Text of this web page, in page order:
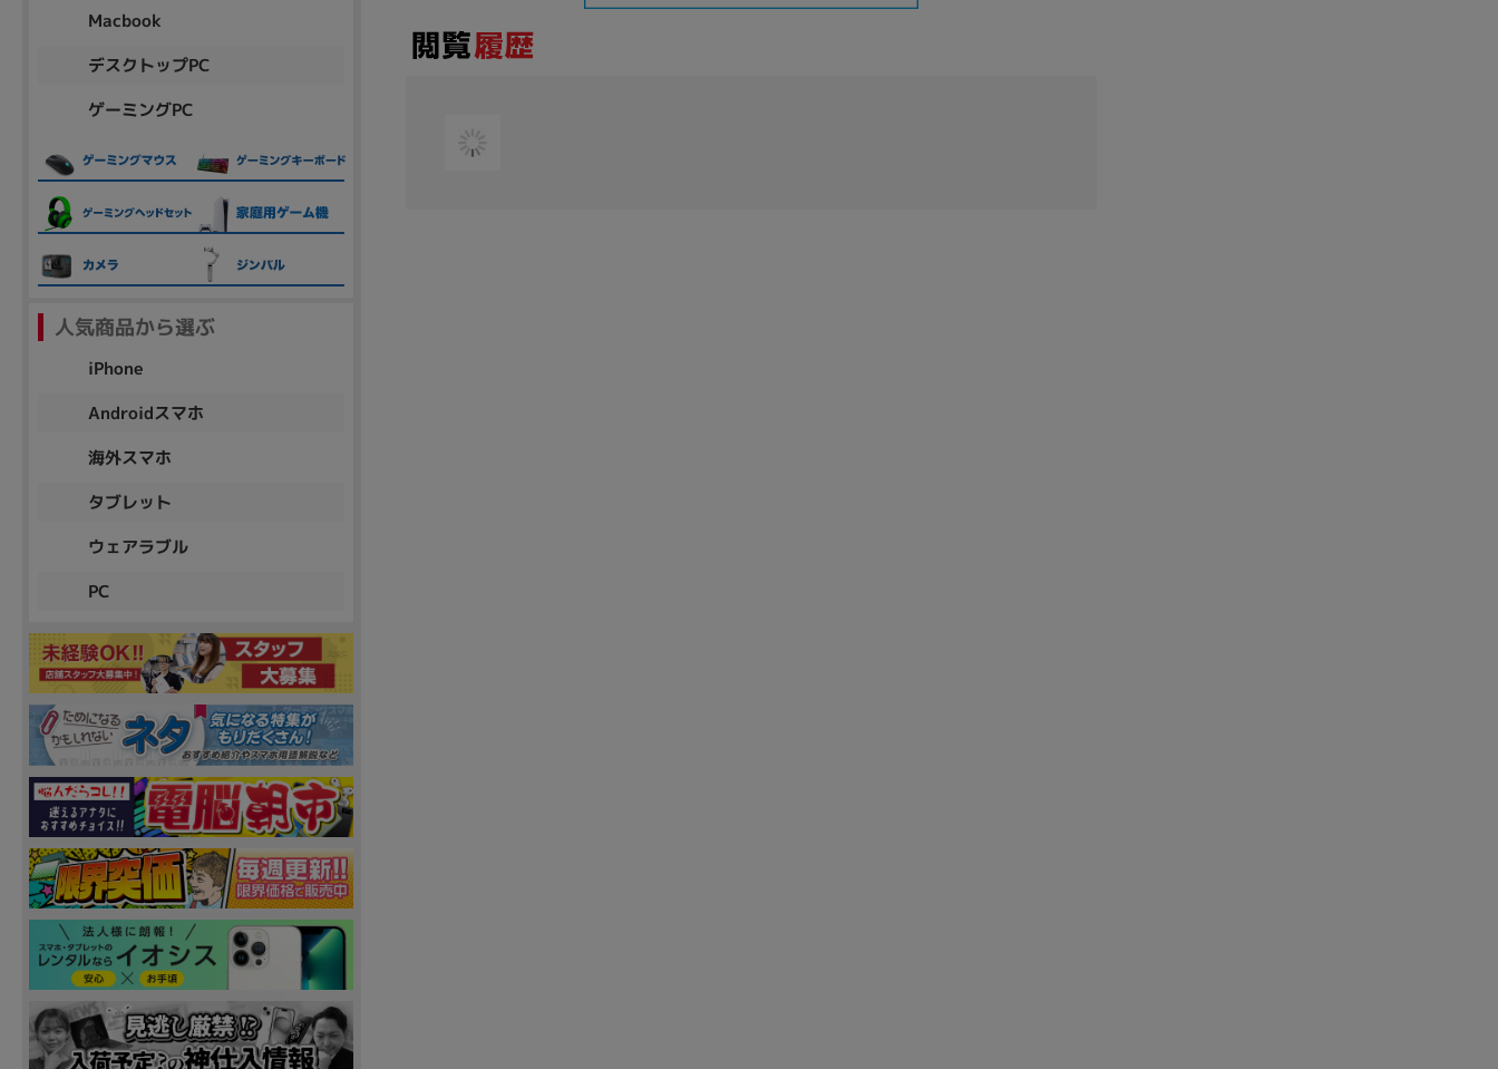
Macbook
デスクトップPC
ゲーミングPC
人気商品から選ぶ
iPhone
Androidスマホ
海外スマホ
タブレット
ウェアラブル
PC
円 ～
各項目のチェックボックスは「or検索」となります。